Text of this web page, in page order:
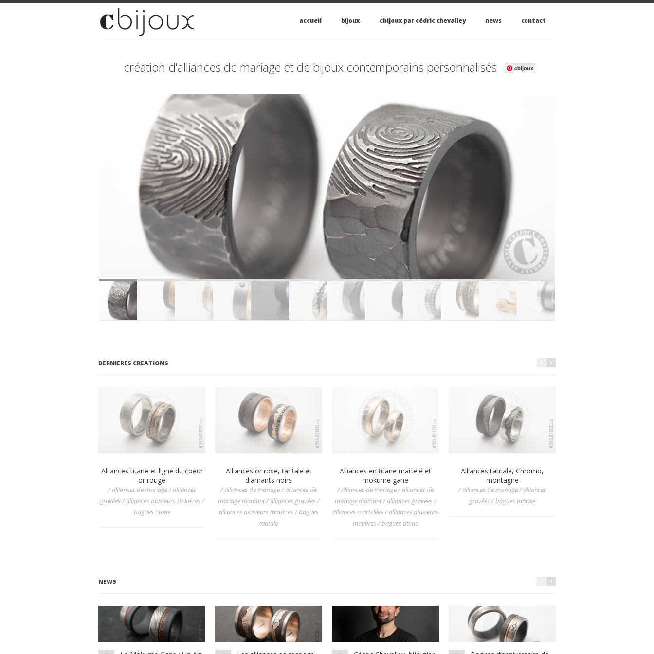
accueil bijoux cbijoux par cédric chevalley news contact
création d'alliances de mariage et de bijoux contemporains personnalisés cbijoux
DERNIERES CREATIONS
Alliances titane et ligne du coeur
or rouge
/ alliances de mariage / alliances
gravées / alliances plusieurs matières /
bagues titane
Alliances or rose, tantale et
diamants noirs
/ alliances de mariage / alliances de
mariage diamant / alliances gravées /
alliances plusieurs matières / bagues
tantale
Alliances en titane martelé et
mokume gane
/ alliances de mariage / alliances de
mariage diamant / alliances gravées /
alliances martelées / alliances plusieurs
matières / bagues titane
Alliances tantale, Chromo,
montagne
/ alliances de mariage / alliances
gravées / bagues tantale
NEWS